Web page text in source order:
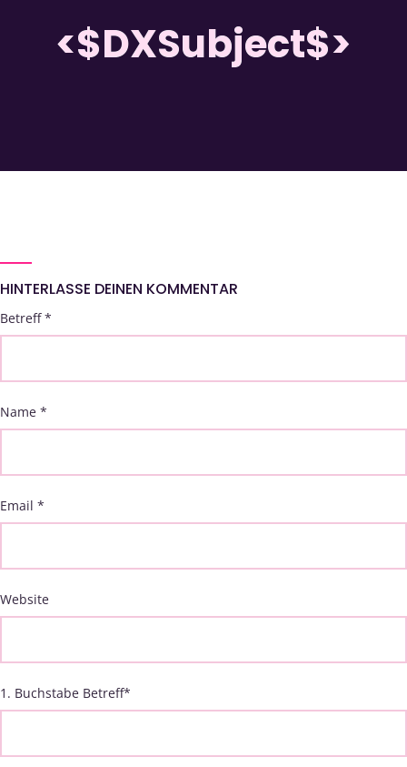
<$DXSubject$>
HINTERLASSE DEINEN KOMMENTAR
Betreff*
Name *
Email *
Website
1. Buchstabe Betreff*